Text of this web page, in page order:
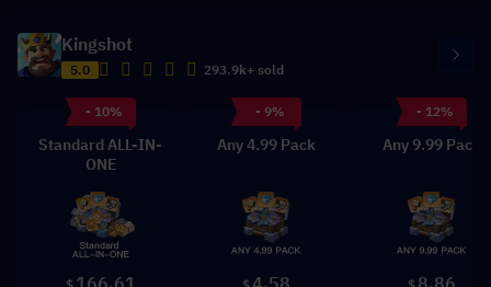
Kingshot
5.0 293.9k+ sold
- 10%
Standard ALL-IN-
ONE
166.61
- 9%
Any 4.99 Pack
4.58
- 12%
Any 9.99 Pack
8.86